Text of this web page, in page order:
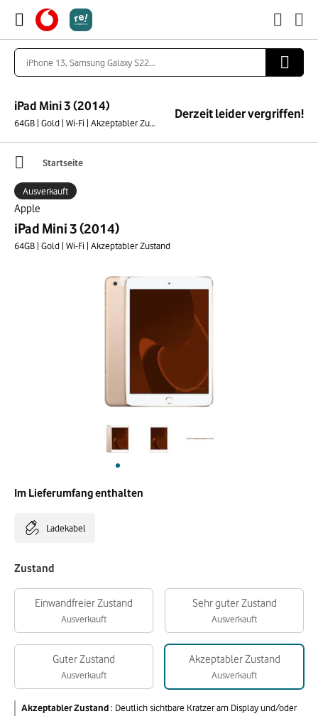
iPad Mini 3 (2014)
64GB | Gold | Wi-Fi | Akzeptabler Zustand
Derzeit leider vergriffen!
Startseite
Apple
iPad Mini 3 (2014)
64GB | Gold | Wi-Fi | Akzeptabler Zustand
Ausverkauft
Im Lieferumfang enthalten
Ladekabel
Zustand
Einwandfreier Zustand
Ausverkauft
Sehr guter Zustand
Ausverkauft
Guter Zustand
Ausverkauft
Akzeptabler Zustand
Ausverkauft
Akzeptabler Zustand: Deutlich sichtbare Kratzer am Display und/oder